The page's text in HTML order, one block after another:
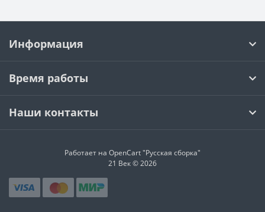
Информация
Время работы
Наши контакты
Работает на OpenCart "Русская сборка"
21 Век © 2026